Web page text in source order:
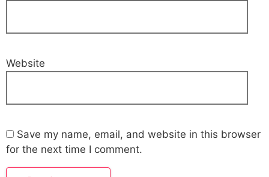
Website
Save my name, email, and website in this browser
for the next time I comment.